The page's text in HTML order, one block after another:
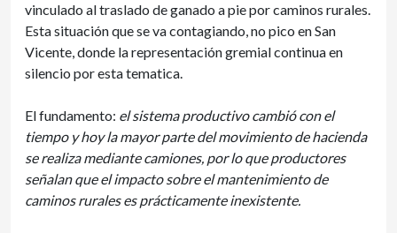
vinculado al traslado de ganado a pie por caminos rurales.
Esta situación que se va contagiando, no pico en San
Vicente, donde la representación gremial continua en
silencio por esta tematica.
El fundamento: el sistema productivo cambió con el
tiempo y hoy la mayor parte del movimiento de hacienda
se realiza mediante camiones, por lo que productores
señalan que el impacto sobre el mantenimiento de
caminos rurales es prácticamente inexistente.